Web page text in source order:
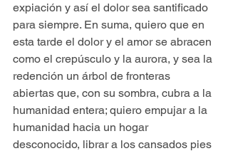
expiación y así el dolor sea santificado
para siempre. En suma, quiero que en
esta tarde el dolor y el amor se abracen
como el crepúsculo y la aurora, y sea la
redención un árbol de fronteras
abiertas que, con su sombra, cubra a la
humanidad entera; quiero empujar a la
humanidad hacia un hogar
desconocido, librar a los cansados pies